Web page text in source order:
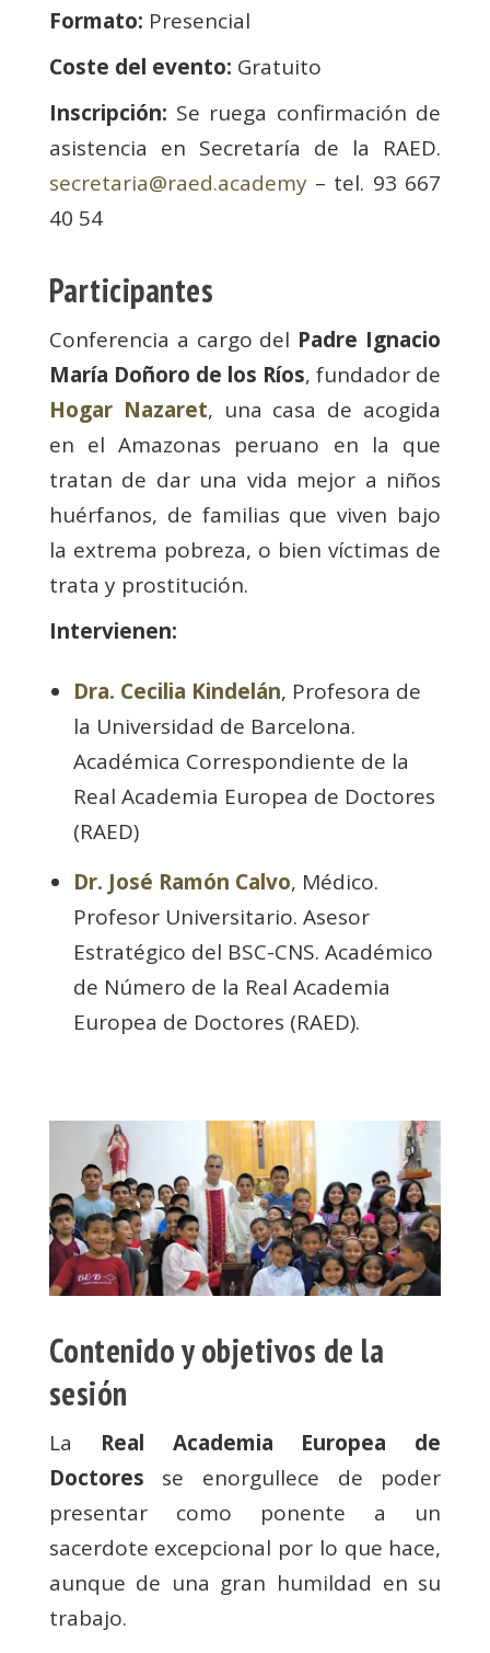
Formato: Presencial
Coste del evento: Gratuito
Inscripción: Se ruega confirmación de
asistencia en Secretaría de la RAED.
secretaria@raed.academy– tel. 93 667
40 54
Participantes
Conferencia a cargo del Padre Ignacio
María Doñoro de los Ríos, fundador de
Hogar Nazaret, una casa de acogida
en el Amazonas peruano en la que
tratan de dar una vida mejor a niños
huérfanos, de familias que viven bajo
la extrema pobreza, o bien víctimas de
trata y prostitución.
Intervienen:
Dra. Cecilia Kindelán, Profesora de
la Universidad de Barcelona.
Académica Correspondiente de la
Real Academia Europea de Doctores
(RAED)
Dr. José Ramón Calvo, Médico.
Profesor Universitario. Asesor
Estratégico del BSC-CNS. Académico
de Número de la Real Academia
Europea de Doctores (RAED).
Contenido y objetivos de la
sesión
La Real Academia Europea de
Doctores se enorgullece de poder
presentar como ponente a un
sacerdote excepcional por lo que hace,
aunque de una gran humildad en su
trabajo.